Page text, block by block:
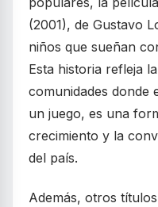
(2001), de Gustavo
niños que sueñan
Esta historia refleja
comunidades donde
un juego, es una
crecimiento y la
del país.
Además, otros